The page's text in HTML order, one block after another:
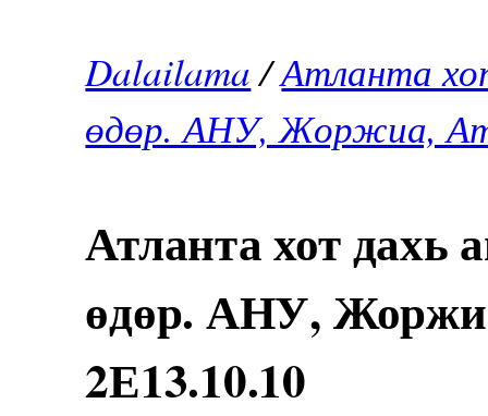
Dalailama/Атланта
өдөр. АНУ, Жоржиа,
Атланта хот дахь
өдөр. АНУ,
2Е13.10.10